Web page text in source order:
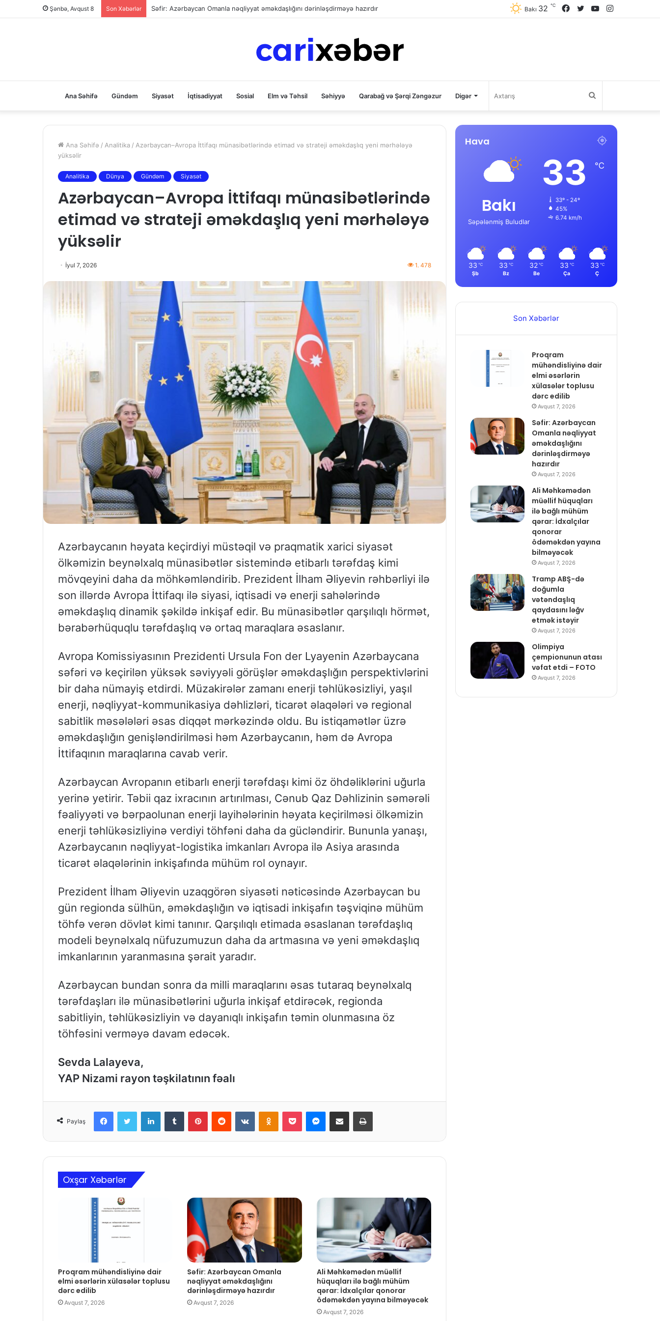
Şənbə, Avqust 8 Son Xəbərlər Səfir: Azərbaycan Omanla nəqliyyat əməkdaşlığını dərinləşdirməyə hazırdır YouTube
Twitter
Facebook
Bakı 32 ℃
Ana Səhifə Gündəm Siyasət İqtisadiyyat Sosial Elm və Təhsil Səhiyyə Qarabağ və Şərqi Zəngəzur Digər Axtarış
Ana Səhifə / Analitika / Azərbaycan–Avropa İttifaqı münasibətlərində etimad və strateji əməkdaşlıq yeni mərhələyə
yüksəlir
Analitika Dünya Gündəm Siyasət
Azərbaycan–Avropa İttifaqı münasibətlərində
etimad və strateji əməkdaşlıq yeni mərhələyə
yüksəlir
İyul 7, 2026 1. 478
Azərbaycanın həyata keçirdiyi müstəqil və praqmatik xarici siyasət
ölkəmizin beynəlxalq münasibətlər sistemində etibarlı tərəfdaş kimi
mövqeyini daha da möhkəmləndirib. Prezident İlham Əliyevin rəhbərliyi ilə
son illərdə Avropa İttifaqı ilə siyasi, iqtisadi və enerji sahələrində
əməkdaşlıq dinamik şəkildə inkişaf edir. Bu münasibətlər qarşılıqlı hörmət,
bərabərhüquqlu tərəfdaşlıq və ortaq maraqlara əsaslanır.
Avropa Komissiyasının Prezidenti Ursula Fon der Lyayenin Azərbaycana
səfəri və keçirilən yüksək səviyyəli görüşlər əməkdaşlığın perspektivlərini
bir daha nümayiş etdirdi. Müzakirələr zamanı enerji təhlükəsizliyi, yaşıl
enerji, nəqliyyat-kommunikasiya dəhlizləri, ticarət əlaqələri və regional
sabitlik məsələləri əsas diqqət mərkəzində oldu. Bu istiqamətlər üzrə
əməkdaşlığın genişləndirilməsi həm Azərbaycanın, həm də Avropa
İttifaqının maraqlarına cavab verir.
Azərbaycan Avropanın etibarlı enerji tərəfdaşı kimi öz öhdəliklərini uğurla
yerinə yetirir. Təbii qaz ixracının artırılması, Cənub Qaz Dəhlizinin səmərəli
fəaliyyəti və bərpaolunan enerji layihələrinin həyata keçirilməsi ölkəmizin
enerji təhlükəsizliyinə verdiyi töhfəni daha da gücləndirir. Bununla yanaşı,
Azərbaycanın nəqliyyat-logistika imkanları Avropa ilə Asiya arasında
ticarət əlaqələrinin inkişafında mühüm rol oynayır.
Prezident İlham Əliyevin uzaqgörən siyasəti nəticəsində Azərbaycan bu
gün regionda sülhün, əməkdaşlığın və iqtisadi inkişafın təşviqinə mühüm
töhfə verən dövlət kimi tanınır. Qarşılıqlı etimada əsaslanan tərəfdaşlıq
modeli beynəlxalq nüfuzumuzun daha da artmasına və yeni əməkdaşlıq
imkanlarının yaranmasına şərait yaradır.
Azərbaycan bundan sonra da milli maraqlarını əsas tutaraq beynəlxalq
tərəfdaşları ilə münasibətlərini uğurla inkişaf etdirəcək, regionda
sabitliyin, təhlükəsizliyin və dayanıqlı inkişafın təmin olunmasına öz
töhfəsini verməyə davam edəcək.
Sevda Lalayeva,
YAP Nizami rayon təşkilatının fəalı
Paylaş
Oxşar Xəbərlər
Proqram mühəndisliyinə dair
elmi əsərlərin xülasələr toplusu
dərc edilib
Avqust 7, 2026
Səfir: Azərbaycan Omanla
nəqliyyat əməkdaşlığını
dərinləşdirməyə hazırdır
Avqust 7, 2026
Ali Məhkəmədən müəllif
hüquqları ilə bağlı mühüm
qərar: İdxalçılar qonorar
ödəməkdən yayına bilməyəcək
Avqust 7, 2026
Hava
Bakı
Səpələnmiş Buludlar
33 ℃
33º - 24º
45%
6.74 km/h
33 ℃
Şb
33 ℃
Bz
32 ℃
Be
33 ℃
Ça
33 ℃
Ç
Son Xəbərlər
Proqram
mühəndisliyinə dair
elmi əsərlərin
xülasələr toplusu
dərc edilib
Avqust 7, 2026
Səfir: Azərbaycan
Omanla nəqliyyat
əməkdaşlığını
dərinləşdirməyə
hazırdır
Avqust 7, 2026
Ali Məhkəmədən
müəllif hüquqları
ilə bağlı mühüm
qərar: İdxalçılar
qonorar
ödəməkdən yayına
bilməyəcək
Avqust 7, 2026
Tramp ABŞ-də
doğumla
vətəndaşlıq
qaydasını ləğv
etmək istəyir
Avqust 7, 2026
Olimpiya
çempionunun atası
vəfat etdi – FOTO
Avqust 7, 2026